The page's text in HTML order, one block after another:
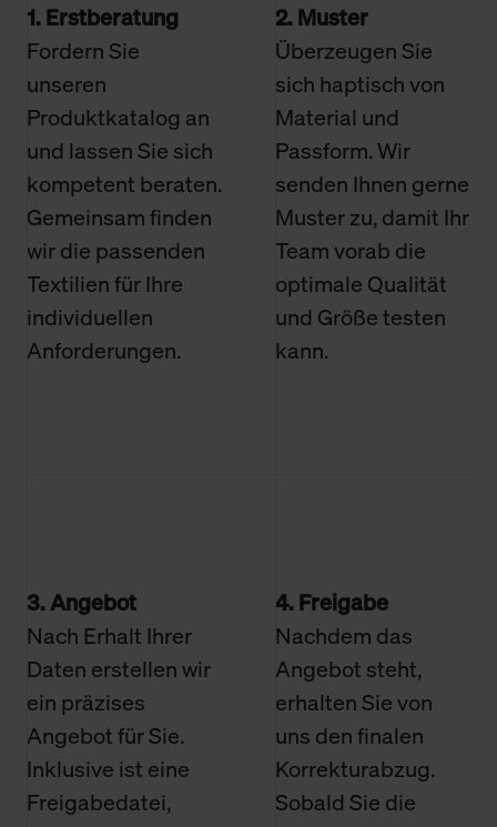
1. Erstberatung
Fordern Sie
unseren
Produktkatalog an
und lassen Sie sich
kompetent beraten.
Gemeinsam finden
wir die passenden
Textilien für Ihre
individuellen
Anforderungen.
2. Muster
Überzeugen Sie
sich haptisch von
Material und
Passform. Wir
senden Ihnen gerne
Muster zu, damit Ihr
Team vorab die
optimale Qualität
und Größe testen
kann.
3. Angebot
Nach Erhalt Ihrer
Daten erstellen wir
ein präzises
Angebot für Sie.
Inklusive ist eine
Freigabedatei,
4. Freigabe
Nachdem das
Angebot steht,
erhalten Sie von
uns den finalen
Korrekturabzug.
Sobald Sie die